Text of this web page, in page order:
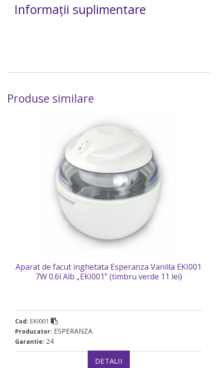
Informații suplimentare
Produse similare
Aparat de facut inghetata Esperanza Vanilla EKI001
7W 0.6l Alb „EKI001” (timbru verde 11 lei)
Cod: EKI001
Producator: ESPERANZA
Garantie: 24
DETALII